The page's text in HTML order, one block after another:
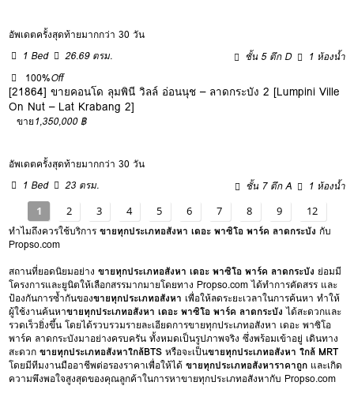
อัพเดตครั้งสุดท้ายมากกว่า 30 วัน
1 Bed
26.69 ตรม. ชั้น 5 ตึก D
1 ห้องน้ำ
100%Off
[21864] ขายคอนโด ลุมพินี วิลล์ อ่อนนุช – ลาดกระบัง 2 [Lumpini Ville
On Nut – Lat Krabang 2]
ขาย1,350,000 ฿
อัพเดตครั้งสุดท้ายมากกว่า 30 วัน
1 Bed
23 ตรม. ชั้น 7 ตึก A 1 ห้องน้ำ
1 2 3 4 5 6 7 8 9 12
ทำไมถึงควรใช้บริการขายทุกประเภทอสังหา เดอะ พาซิโอ พาร์ค ลาดกระบัง กับ
Propso.com
สถานที่ยอดนิยมอย่างขายทุกประเภทอสังหา เดอะ พาซิโอ พาร์ค ลาดกระบัง ย่อมมี
โครงการและยูนิตให้เลือกสรรมากมายโดยทาง Propso.com ได้ทำการคัดสรร และ
ป้องกันการซ้ำกันของขายทุกประเภทอสังหา เพื่อให้ลดระยะเวลาในการค้นหา ทำให้
ผู้ใช้งานค้นหาขายทุกประเภทอสังหา เดอะ พาซิโอ พาร์ค ลาดกระบัง ได้สะดวกและ
รวดเร็วยิ่งขึ้น โดยได้รวบรวมรายละเอียดการขายทุกประเภทอสังหา เดอะ พาซิโอ
พาร์ค ลาดกระบังมาอย่างครบครัน ทั้งหมดเป็นรูปภาพจริง ซึ่งพร้อมเข้าอยู่ เดินทาง
สะดวกขายทุกประเภทอสังหาใกล้BTS หรือจะเป็นขายทุกประเภทอสังหา ใกล้ MRT
โดยมีทีมงานมืออาชีพต่อรองราคาเพื่อให้ได้ขายทุกประเภทอสังหาราคาถูก และเกิด
ความพึงพอใจสูงสุดของคุณลูกค้าในการหาขายทุกประเภทอสังหากับ Propso.com